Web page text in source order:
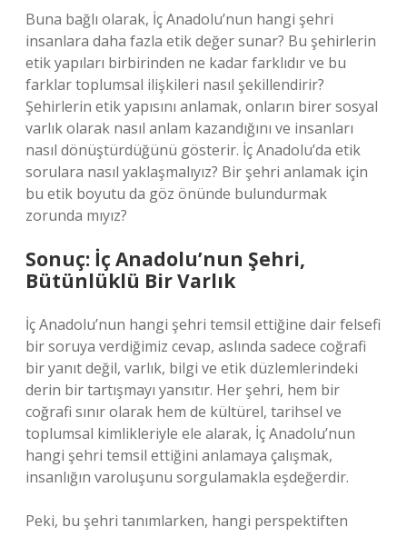
Buna bağlı olarak, İç Anadolu’nun hangi şehri
insanlara daha fazla etik değer sunar? Bu şehirlerin
etik yapıları birbirinden ne kadar farklıdır ve bu
farklar toplumsal ilişkileri nasıl şekillendirir?
Şehirlerin etik yapısını anlamak, onların birer sosyal
varlık olarak nasıl anlam kazandığını ve insanları
nasıl dönüştürdüğünü gösterir. İç Anadolu’da etik
sorulara nasıl yaklaşmalıyız? Bir şehri anlamak için
bu etik boyutu da göz önünde bulundurmak
zorunda mıyız?
Sonuç: İç Anadolu’nun Şehri,
Bütünlüklü Bir Varlık
İç Anadolu’nun hangi şehri temsil ettiğine dair felsefi
bir soruya verdiğimiz cevap, aslında sadece coğrafi
bir yanıt değil, varlık, bilgi ve etik düzlemlerindeki
derin bir tartışmayı yansıtır. Her şehri, hem bir
coğrafi sınır olarak hem de kültürel, tarihsel ve
toplumsal kimlikleriyle ele alarak, İç Anadolu’nun
hangi şehri temsil ettiğini anlamaya çalışmak,
insanlığın varoluşunu sorgulamakla eşdeğerdir.
Peki, bu şehri tanımlarken, hangi perspektiften